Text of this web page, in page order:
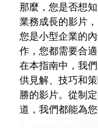
那麼，您是否想
業務成長的影片
您是小型企業的
作，您都需要合
在本指南中，我
供見解、技巧和
勝的影片。從制
道，我們都能為您